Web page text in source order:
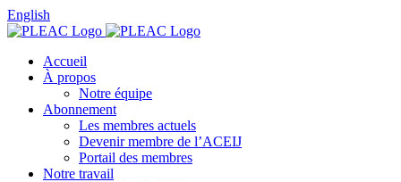
English
Accueil
À propos
Notre équipe
Abonnement
Les membres actuels
Devenir membre de l’ACEIJ
Portail des membres
Notre travail